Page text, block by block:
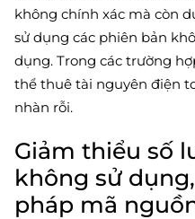
không chính xác mà còn
sử dụng các phiên bản
dụng. Trong các trường
thể thuê tài nguyên điện
nhàn rỗi.
Giảm thiểu số
không sử
pháp mã